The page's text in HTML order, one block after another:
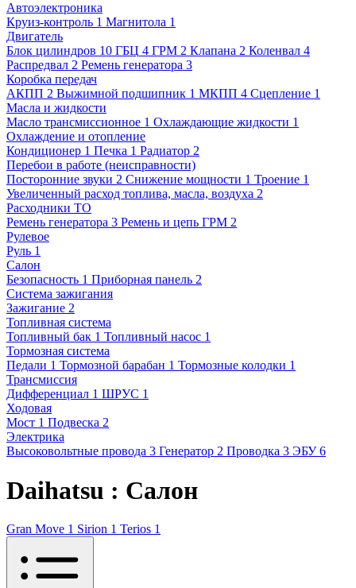
Автоэлектроника
Круиз-контроль 1 Магнитола 1
Двигатель
Блок цилиндров 10 ГБЦ 4 ГРМ 2 Клапана 2 Коленвал 4
Распредвал 2 Ремень генератора 3
Коробка передач
АКПП 2 Выжимной подшипник 1 МКПП 4 Сцепление 1
Масла и жидкости
Масло трансмиссионное 1 Охлаждающие жидкости 1
Охлаждение и отопление
Кондиционер 1 Печка 1 Радиатор 2
Перебои в работе (неисправности)
Посторонние звуки 2 Снижение мощности 1 Троение 1
Увеличенный расход топлива, масла, воздуха 2
Расходники ТО
Ремень генератора 3 Ремень и цепь ГРМ 2
Рулевое
Руль 1
Салон
Безопасность 1 Приборная панель 2
Система зажигания
Зажигание 2
Топливная система
Топливный бак 1 Топливный насос 1
Тормозная система
Педали 1 Тормозной барабан 1 Тормозные колодки 1
Трансмиссия
Дифференциал 1 ШРУС 1
Ходовая
Мост 1 Подвеска 2
Электрика
Высоковольтные провода 3 Генератор 2 Проводка 3 ЭБУ 6
Daihatsu : Салон
Gran Move 1 Sirion 1 Terios 1